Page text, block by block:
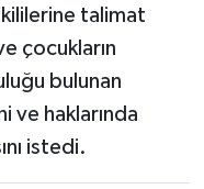
talimat
çocukların
bulunan
ve haklarında
istedi.